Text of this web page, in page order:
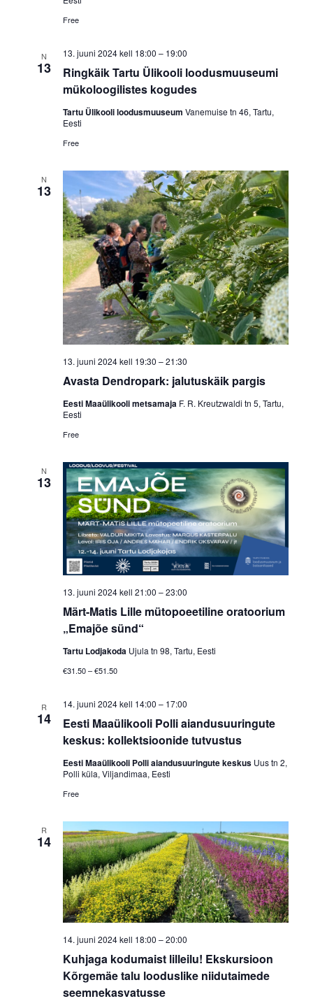
Free
N
13
Ringkäik Tartu Ülikooli loodusmuuseumi
mükoloogilistes kogudes
13. juuni 2024 kell 18:00 – 19:00
Tartu Ülikooli loodusmuuseum Vanemuise tn 46, Tartu,
Eesti
Free
N
13
Avasta Dendropark: jalutuskäik pargis
13. juuni 2024 kell 19:30 –21:30
Eesti Maaülikooli metsamaja F. R. Kreutzwaldi tn 5, Tartu,
Eesti
Free
N
13
Märt-Matis Lille mütopoeetiline oratoorium
„Emajõe sünd“
13. juuni 2024 kell 21:00 –23:00
Tartu Lodjakoda Ujula tn 98, Tartu, Eesti
€31.50 – €51.50
R
14
Eesti Maaülikooli Polli aiandusuuringute
keskus: kollektsioonide tutvustus
14. juuni 2024 kell 14:00 – 17:00
Eesti Maaülikooli Polli aiandusuuringute keskus Uus tn 2,
Polli küla, Viljandimaa, Eesti
Free
R
14
Kuhjaga kodumaist lilleilu! Ekskursioon
Kõrgemäe talu looduslike niidutaimede
seemnekasvatusse
14. juuni 2024 kell 18:00 –20:00